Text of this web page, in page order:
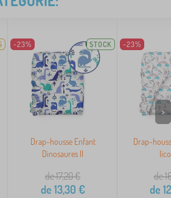
-23% STOCK
Drap-housse Enfant
Dinosaures II
de 17,20€
de 13,30 €
-23%
Drap-
de
de
>